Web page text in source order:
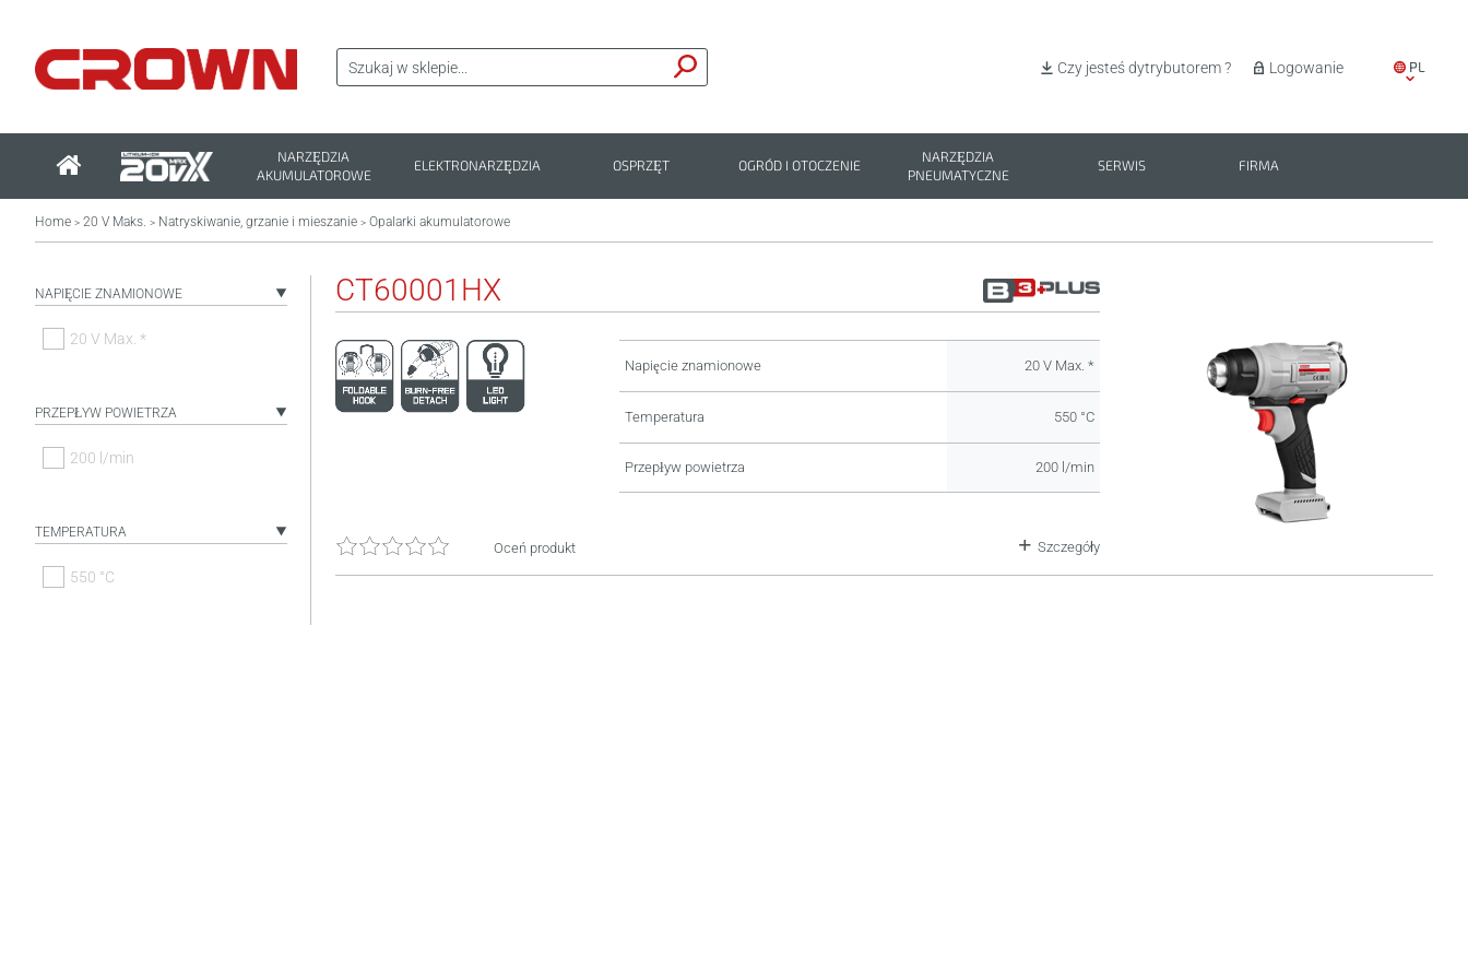
PL
Logowanie
Czy jesteś dytrybutorem ?
NARZĘDZIA
AKUMULATOROWE
ELEKTRONARZĘDZIA OSPRZĘT OGRÓD I OTOCZENIE
NARZĘDZIA
PNEUMATYCZNE
SERWIS FIRMA
Home > 20 V Maks. > Natryskiwanie, grzanie i mieszanie > Opalarki akumulatorowe
NAPIĘCIE ZNAMIONOWE
20 V Max. *
PRZEPŁYW POWIETRZA
200 l/min
TEMPERATURA
550 °C
CT60001HX
Napięcie znamionowe 20 V Max. *
Temperatura 550 °C
Przepływ powietrza 200 l/min
Oceń produkt Szczegóły